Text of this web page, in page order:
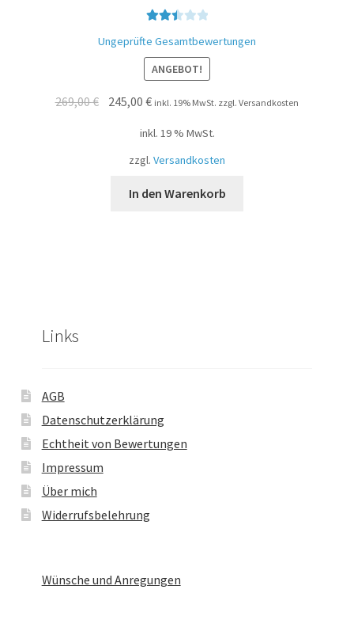
tet mit
2.49
von 5
Ungeprüfte Gesamtbewertungen
ANGEBOT!
269,00€ 245,00€ inkl. 19% MwSt. zzgl. Versandkosten
inkl. 19 % MwSt.
zzgl. Versandkosten
In den Warenkorb
Links
AGB
Datenschutzerklärung
Echtheit von Bewertungen
Impressum
Über mich
Widerrufsbelehrung
Wünsche und Anregungen